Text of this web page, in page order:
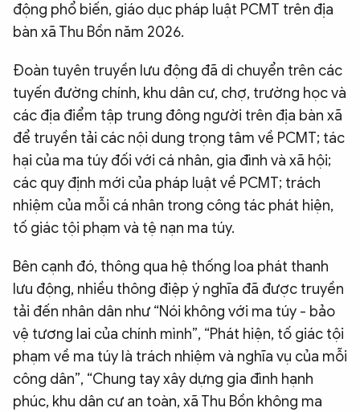
động phổ biến, giáo dục pháp luật PCMT trên địa
bàn xã Thu Bồn năm 2026.
Đoàn tuyên truyền lưu động đã di chuyển trên các
tuyến đường chính, khu dân cư, chợ, trường học và
các địa điểm tập trung đông người trên địa bàn xã
để truyền tải các nội dung trọng tâm về PCMT; tác
hại của ma túy đối với cá nhân, gia đình và xã hội;
các quy định mới của pháp luật về PCMT; trách
nhiệm của mỗi cá nhân trong công tác phát hiện,
tố giác tội phạm và tệ nạn ma túy.
Bên cạnh đó, thông qua hệ thống loa phát thanh
lưu động, nhiều thông điệp ý nghĩa đã được truyền
tải đến nhân dân như “Nói không với ma túy - bảo
vệ tương lai của chính mình”, “Phát hiện, tố giác tội
phạm về ma túy là trách nhiệm và nghĩa vụ của mỗi
công dân”, “Chung tay xây dựng gia đình hạnh
phúc, khu dân cư an toàn, xã Thu Bồn không ma